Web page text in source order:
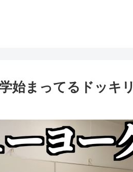
始まってるドッキリ